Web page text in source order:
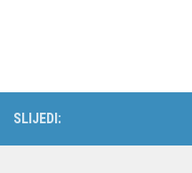
SLIJEDI: